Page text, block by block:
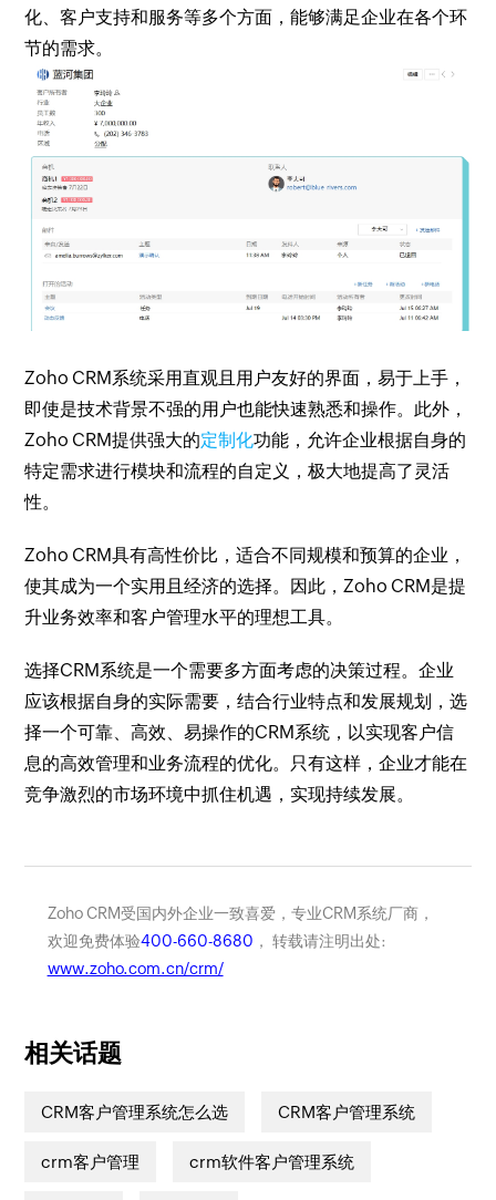
化、客户支持和服务等多个方面，能够满足企业在各个环
节的需求。
Zoho CRM系统采用直观且用户友好的界面，易于上手，
即使是技术背景不强的用户也能快速熟悉和操作。此外，
Zoho CRM提供强大的定制化功能，允许企业根据自身的
特定需求进行模块和流程的自定义，极大地提高了灵活
性。
Zoho CRM具有高性价比，适合不同规模和预算的企业，
使其成为一个实用且经济的选择。因此，Zoho CRM是提
升业务效率和客户管理水平的理想工具。
选择CRM系统是一个需要多方面考虑的决策过程。企业
应该根据自身的实际需要，结合行业特点和发展规划，选
择一个可靠、高效、易操作的CRM系统，以实现客户信
息的高效管理和业务流程的优化。只有这样，企业才能在
竞争激烈的市场环境中抓住机遇，实现持续发展。
Zoho CRM受国内外企业一致喜爱，专业CRM系统厂商，
欢迎免费体验400-660-8680 ， 转载请注明出处:
www.zoho.com.cn/crm/
相关话题
CRM客户管理系统怎么选 CRM客户管理系统
crm客户管理 crm软件客户管理系统